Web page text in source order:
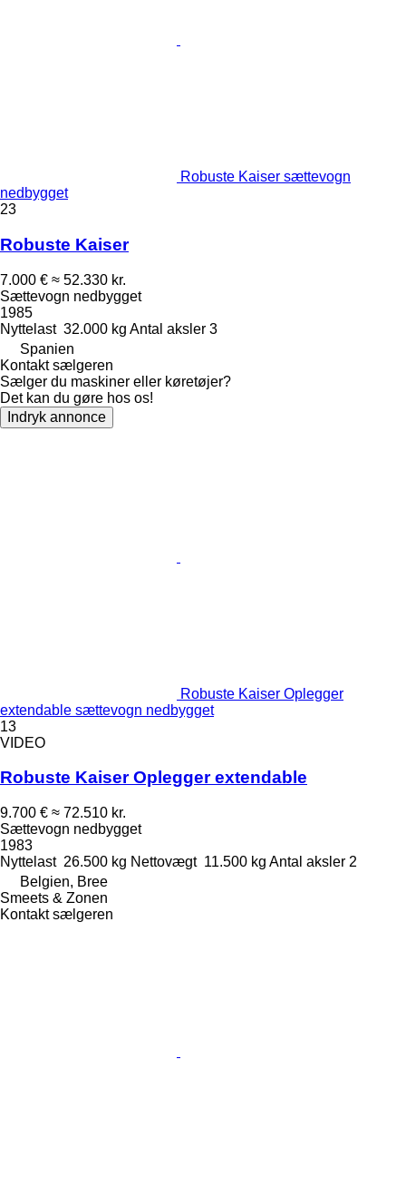
Robuste Kaiser sættevogn
nedbygget
23
Robuste Kaiser
7.000 € ≈ 52.330 kr.
Sættevogn nedbygget
1985
Nyttelast 32.000 kg Antal aksler 3
Spanien
Kontakt sælgeren
Sælger du maskiner eller køretøjer?
Det kan du gøre hos os!
Indryk annonce
Robuste Kaiser Oplegger
extendable sættevogn nedbygget
13
VIDEO
Robuste Kaiser Oplegger extendable
9.700 € ≈ 72.510 kr.
Sættevogn nedbygget
1983
Nyttelast 26.500 kg Nettovægt 11.500 kg Antal aksler 2
Belgien, Bree
Smeets & Zonen
Kontakt sælgeren